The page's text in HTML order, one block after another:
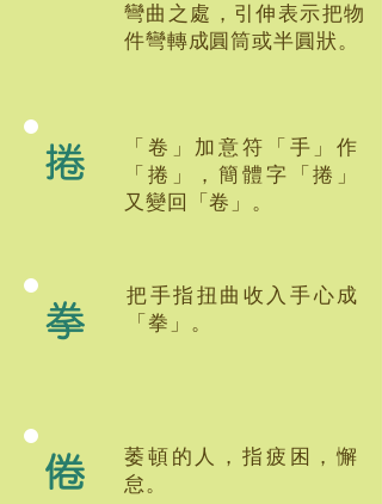
彎曲之處，引伸表示把物
件彎轉成圓筒或半圓狀。
捲
「卷」加意符「手」作
「捲」，簡體字「捲」
又變回「卷」。
拳
把手指扭曲收入手心成
「拳」。
倦
萎頓的人，指疲困，懈
怠。